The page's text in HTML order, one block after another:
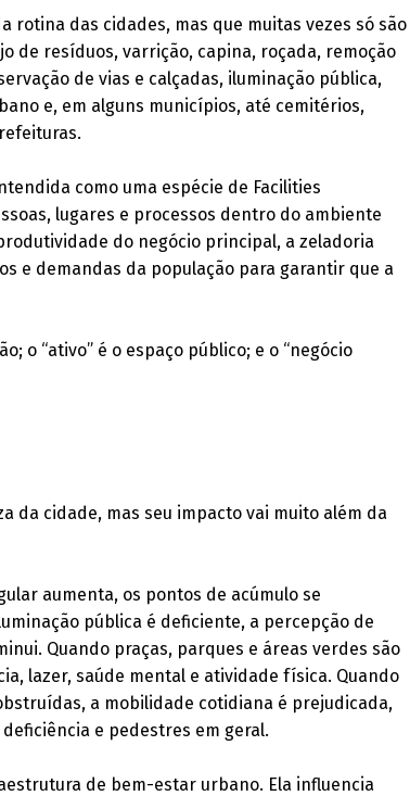
rotina das cidades, mas que muitas vezes só são
de resíduos, varrição, capina, roçada, remoção
de vias e calçadas, iluminação pública,
e, em alguns municípios, até cemitérios,
como uma espécie de Facilities
lugares e processos dentro do ambiente
do negócio principal, a zeladoria
e demandas da população para garantir que a
o “ativo” é o espaço público; e o “negócio
da cidade, mas seu impacto vai muito além da
aumenta, os pontos de acúmulo se
pública é deficiente, a percepção de
Quando praças, parques e áreas verdes são
lazer, saúde mental e atividade física. Quando
a mobilidade cotidiana é prejudicada,
e pedestres em geral.
de bem-estar urbano. Ela influencia